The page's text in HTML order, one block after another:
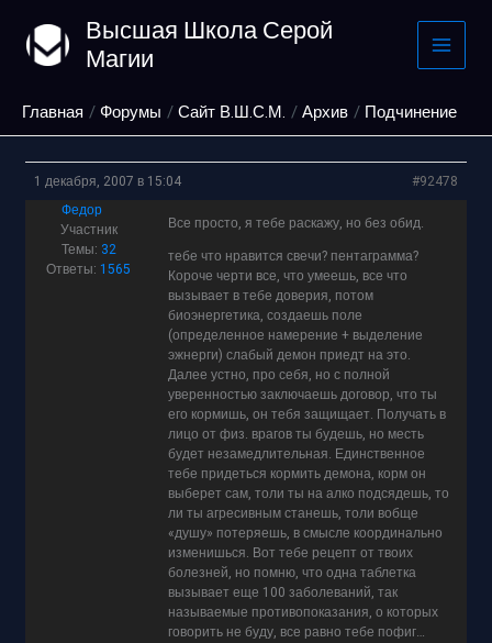
содержимому
Высшая Школа Серой
Магии
Главная Форумы Сайт В.Ш.С.М. Архив Подчинение
1 декабря, 2007 в 15:04
#92478
Федор
Участник
Темы: 32
Ответы:1565
Все просто, я тебе раскажу, но без обид.
тебе что нравится свечи? пентаграмма?
Короче черти все, что умеешь, все что
вызывает в тебе доверия, потом
биоэнергетика, создаешь поле
(определенное намерение + выделение
эжнерги) слабый демон приедт на это.
Далее устно, про себя, но с полной
уверенностью заключаешь договор, что ты
его кормишь, он тебя защищает. Получать в
лицо от физ. врагов ты будешь, но месть
будет незамедлительная. Единственное
тебе придеться кормить демона, корм он
выберет сам, толи ты на алко подсядешь, то
ли ты агресивным станешь, толи вобще
«душу» потеряешь, в смысле координально
изменишься. Вот тебе рецепт от твоих
болезней, но помню, что одна таблетка
вызывает еще 100 заболеваний, так
называемые противопоказания, о которых
говорить не буду, все равно тебе пофиг…